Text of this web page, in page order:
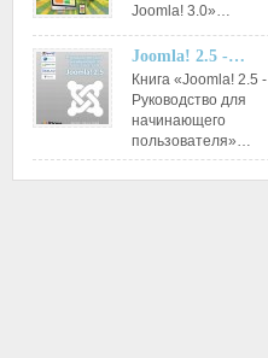
Joomla! 3.0»…
Joomla! 2.5 -…
Книга «Joomla! 2.5 -
Руководство для
начинающего
пользователя»…